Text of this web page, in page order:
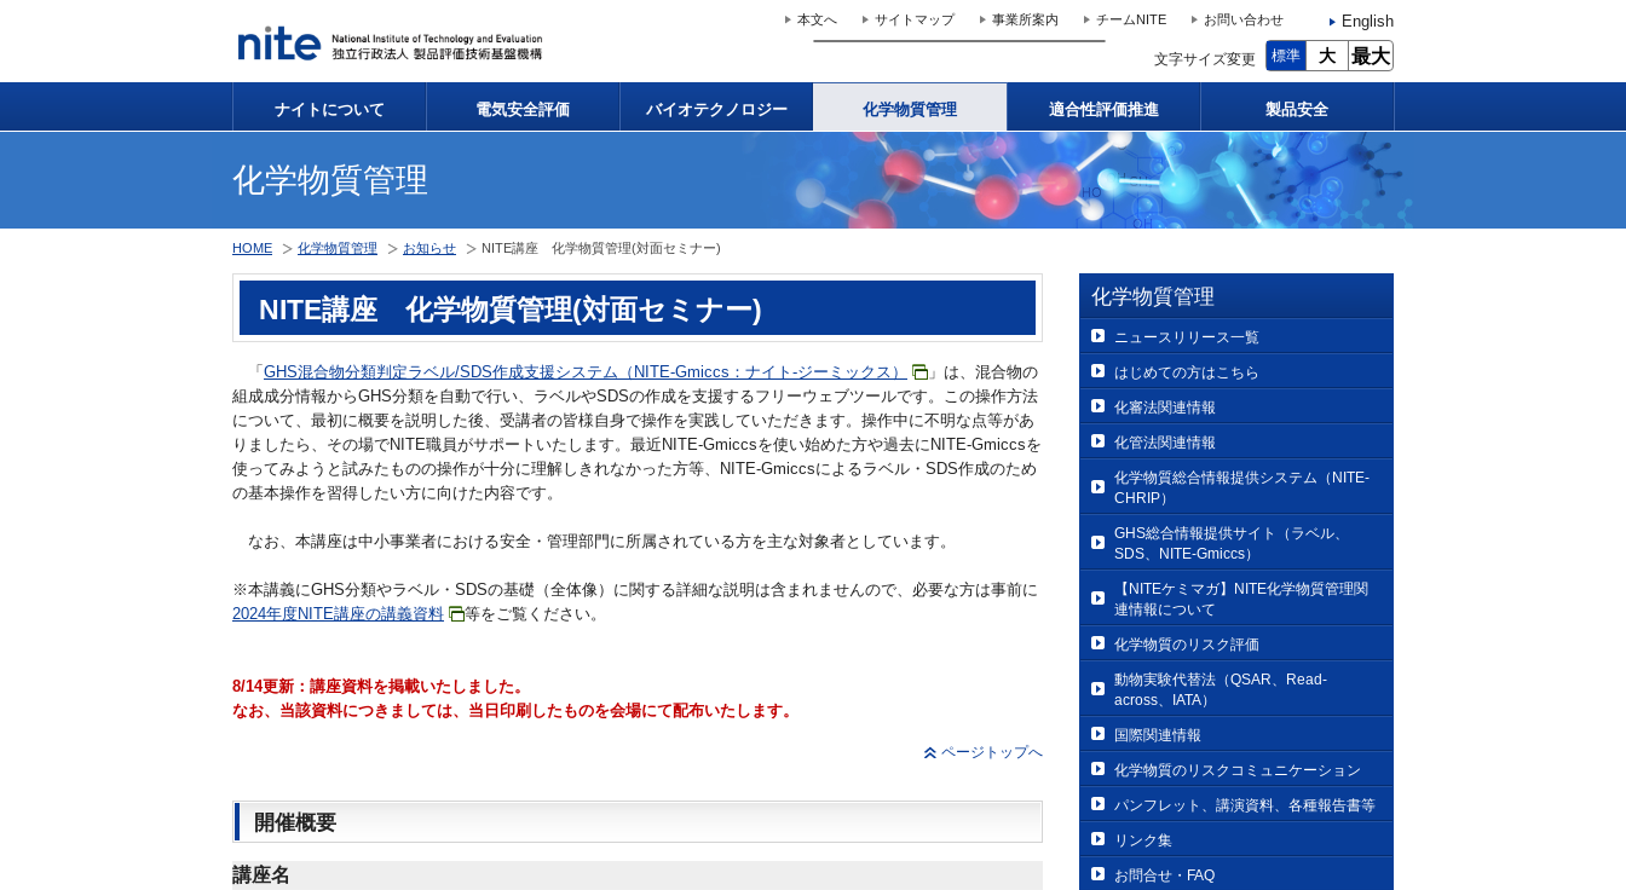
本文へ サイトマップ 事業所案内 チームNITE お問い合わせ English
文字サイズ変更 標準 大 最大
ナイトについて 電気安全評価 バイオテクノロジー 化学物質管理 適合性評価推進 製品安全
化学物質管理
HOME 化学物質管理 お知らせ NITE講座 化学物質管理(対面セミナー)
NITE講座 化学物質管理(対面セミナー)
「 GHS混合物分類判定ラベル/SDS作成支援システム（NITE-Gmiccs：ナイト-ジーミックス）
」は、混合物の
組成成分情報からGHS分類を自動で行い、ラベルやSDSの作成を支援するフリーウェブツールです。この操作方法
について、最初に概要を説明した後、受講者の皆様自身で操作を実践していただきます。操作中に不明な点等があ
りましたら、その場でNITE職員がサポートいたします。最近NITE-Gmiccsを使い始めた方や過去にNITE-Gmiccsを
使ってみようと試みたものの操作が十分に理解しきれなかった方等、NITE-Gmiccsによるラベル・SDS作成のため
の基本操作を習得したい方に向けた内容です。
なお、本講座は中小事業者における安全・管理部門に所属されている方を主な対象者としています。
※本講義にGHS分類やラベル・SDSの基礎（全体像）に関する詳細な説明は含まれませんので、必要な方は事前に
2024年度NITE講座の講義資料
等をご覧ください。
8/14更新：講座資料を掲載いたしました。
なお、当該資料につきましては、当日印刷したものを会場にて配布いたします。
ページトップへ
開催概要
講座名
化学物質管理
ニュースリリース一覧
はじめての方はこちら
化審法関連情報
化管法関連情報
化学物質総合情報提供システム（NITE-
CHRIP）
GHS総合情報提供サイト（ラベル、
SDS、NITE-Gmiccs）
【NITEケミマガ】NITE化学物質管理関
連情報について
化学物質のリスク評価
動物実験代替法（QSAR、Read-
across、IATA）
国際関連情報
化学物質のリスクコミュニケーション
パンフレット、講演資料、各種報告書等
リンク集
お問合せ・FAQ